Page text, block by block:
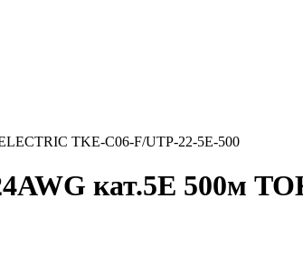
TKE-C06-F/UTP-22-5E-500
кат.5E 500м